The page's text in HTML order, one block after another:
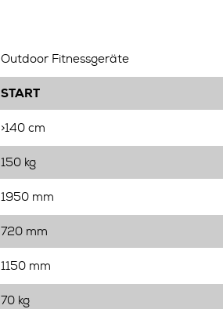
Outdoor Fitnessgeräte
START
>140 cm
150 kg
1950 mm
720 mm
1150 mm
70 kg